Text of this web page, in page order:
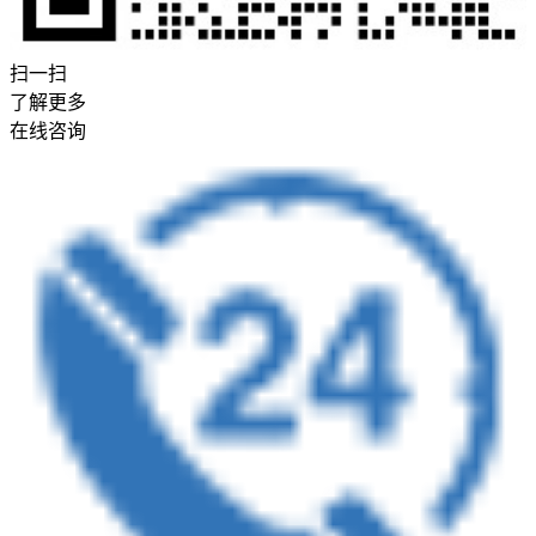
扫一扫
了解更多
在线咨询